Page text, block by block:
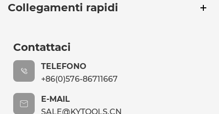
Collegamenti rapidi
Contattaci
TELEFONO
+86(0)576-86711667
E-MAIL
SALE@KYTOOLS.CN